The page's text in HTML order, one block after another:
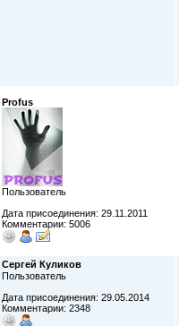
Profus
Пользователь
Дата присоединения: 29.11.2011
Комментарии: 5006
Сергей Куликов
Пользователь
Дата присоединения: 29.05.2014
Комментарии: 2348